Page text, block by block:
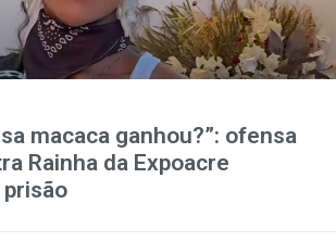
macaca ganhou?”: ofensa
Rainha da Expoacre